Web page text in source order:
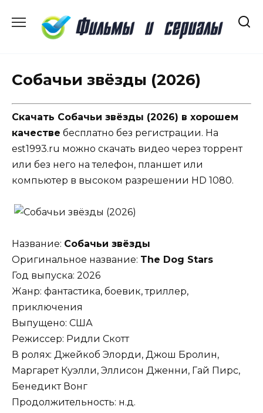
содержанию
Собачьи звёзды (2026)
Скачать Собачьи звёзды (2026) в хорошем
качестве бесплатно без регистрации. На
est1993.ru можно скачать видео через торрент
или без него на телефон, планшет или
компьютер в высоком разрешении HD 1080.
Название: Собачьи звёзды
Оригинальное название: The Dog Stars
Год выпуска: 2026
Жанр: фантастика, боевик, триллер,
приключения
Выпущено: США
Режиссер: Ридли Скотт
В ролях: Джейкоб Элорди, Джош Бролин,
Маргарет Куэлли, Эллисон Дженни, Гай Пирс,
Бенедикт Вонг
Продолжительность: н.д.